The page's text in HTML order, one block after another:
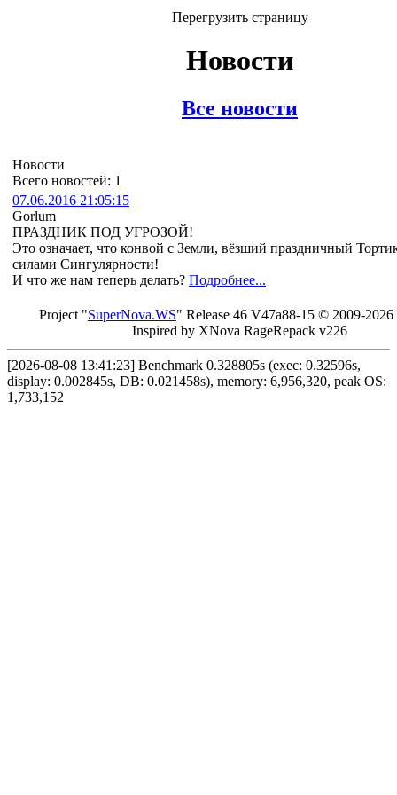
Перегрузить страницу
Новости
Все новости
Новости
Всего новостей: 1
07.06.2016 21:05:15
Gorlum
ПРАЗДНИК ПОД УГРОЗОЙ!
Это означает, что конвой с Земли, вёзший праздничный
силами Сингулярности!
И что же нам теперь делать? Подробнее...
Project "SuperNova.WS" Release 46 V47a88-15 © 2009-2026
Inspired by XNova RageRepack v226
[2026-08-08 13:41:23] Benchmark 0.328805s (exec: 0.32596s,
display: 0.002845s, DB: 0.021458s), memory: 6,956,320, peak OS:
1,733,152